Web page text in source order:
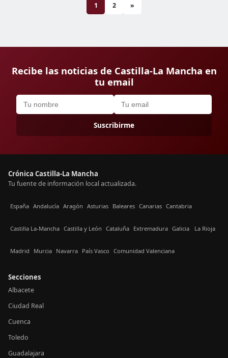
1 2 »
Recibe las noticias de Castilla-La Mancha en
tu email
Suscribirme
Crónica Castilla-La Mancha
Tu fuente de información local actualizada.
España Andalucía Aragón Asturias Baleares Canarias Cantabria
Castilla La-Mancha Castilla y León Cataluña Extremadura Galicia La Rioja
Madrid Murcia Navarra País Vasco Comunidad Valenciana
Secciones
Albacete
Ciudad Real
Cuenca
Toledo
Guadalajara